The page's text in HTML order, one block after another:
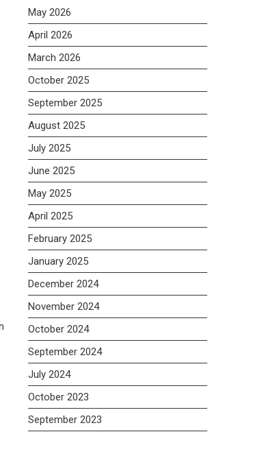
May 2026
April 2026
March 2026
October 2025
September 2025
August 2025
July 2025
June 2025
May 2025
April 2025
February 2025
January 2025
December 2024
November 2024
October 2024
September 2024
July 2024
October 2023
September 2023